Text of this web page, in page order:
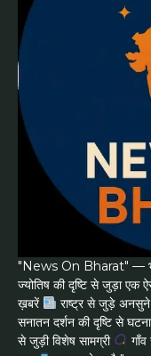
"News On Bharat" —
ज्योतिष की दृष्टि से जुड़ा एक
ख़बरें
राष्ट्र से जुड़े
सनातन दर्शन की दृष्टि से
से जुड़ी विशेष सामग्री